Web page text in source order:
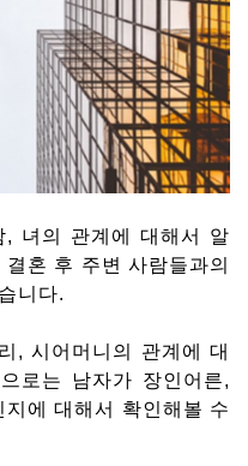
, 녀의 관계에 대해서 알
혼 후 주변 사람들과의
니다.
, 시어머니의 관계에 대
로는 남자가 장인어른,
에 대해서 확인해볼 수